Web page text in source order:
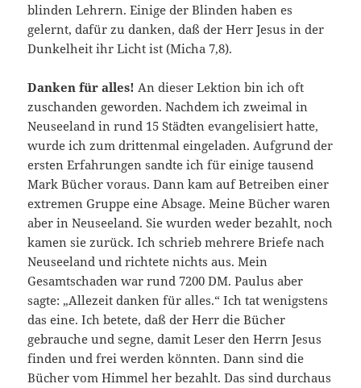
blinden Lehrern. Einige der Blinden haben es
gelernt, dafür zu danken, daß der Herr Jesus in der
Dunkelheit ihr Licht ist (Micha 7,8).
Danken für alles! An dieser Lektion bin ich oft
zuschanden geworden. Nachdem ich zweimal in
Neuseeland in rund 15 Städten evangelisiert hatte,
wurde ich zum drittenmal eingeladen. Aufgrund der
ersten Erfahrungen sandte ich für einige tausend
Mark Bücher voraus. Dann kam auf Betreiben einer
extremen Gruppe eine Absage. Meine Bücher waren
aber in Neuseeland. Sie wurden weder bezahlt, noch
kamen sie zurück. Ich schrieb mehrere Briefe nach
Neuseeland und richtete nichts aus. Mein
Gesamtschaden war rund 7200 DM. Paulus aber
sagte: „Allezeit danken für alles.“ Ich tat wenigstens
das eine. Ich betete, daß der Herr die Bücher
gebrauche und segne, damit Leser den Herrn Jesus
finden und frei werden könnten. Dann sind die
Bücher vom Himmel her bezahlt. Das sind durchaus